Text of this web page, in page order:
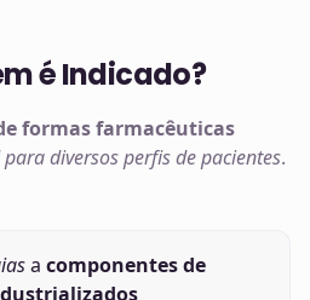
é Indicado?
formas farmacêuticas
diversos perfis de pacientes.
a componentes de